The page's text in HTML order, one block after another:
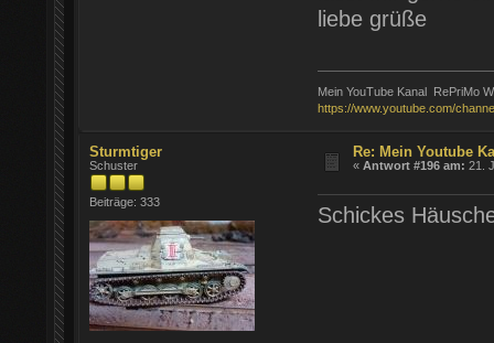
liebe grüße
Mein YouTube Kanal RePriMo
https://www.youtube.com/
Sturmtiger
Schuster
Beiträge: 333
Re: Mein Youtube
«Antwort #196 am: 21.
Schickes